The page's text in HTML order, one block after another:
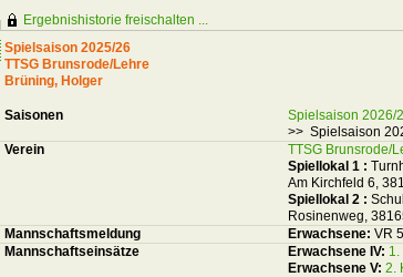
Ergebnishistorie freischalten ...
Spielsaison 2025/26
TTSG Brunsrode/Lehre
Brüning, Holger
Saisonen
Spielsaison 2026/
>> Spielsaison
Verein
TTSG Brunsrode/
Spiellokal 1 :
Am Kirchfeld 6,
Spiellokal 2 :
Rosinenweg,
Mannschaftsmeldung
Erwachsene: VR
Mannschaftseinsätze
Erwachsene IV: 1.
Erwachsene V: 2.